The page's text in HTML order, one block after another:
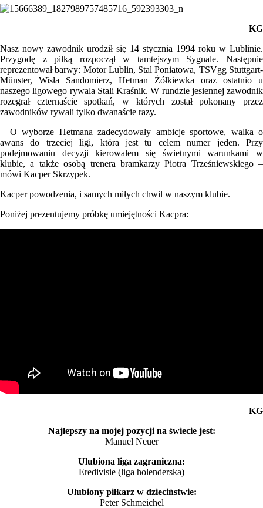
KG
Nasz nowy zawodnik urodził się 14 stycznia 1994 roku w Lublinie.
Przygodę z piłką rozpoczął w tamtejszym Sygnale. Następnie
reprezentował barwy: Motor Lublin, Stal Poniatowa, TSVgg Stuttgart-
Münster, Wisła Sandomierz, Hetman Żółkiewka oraz ostatnio u
naszego ligowego rywala Stali Kraśnik. W rundzie jesiennej zawodnik
rozegrał czternaście spotkań, w których został pokonany przez
zawodników rywali tylko dwanaście razy.
– O wyborze Hetmana zadecydowały ambicje sportowe, walka o
awans do trzeciej ligi, która jest tu celem numer jeden. Przy
podejmowaniu decyzji kierowałem się świetnymi warunkami w
klubie, a także osobą trenera bramkarzy Piotra Trześniewskiego –
mówi Kacper Skrzypek.
Kacper powodzenia, i samych miłych chwil w naszym klubie.
Poniżej prezentujemy próbkę umiejętności Kacpra:
KG
Najlepszy na mojej pozycji na świecie jest:
Manuel Neuer
Ulubiona liga zagraniczna:
Eredivisie (liga holenderska)
Ulubiony piłkarz w dzieciństwie:
Peter Schmeichel